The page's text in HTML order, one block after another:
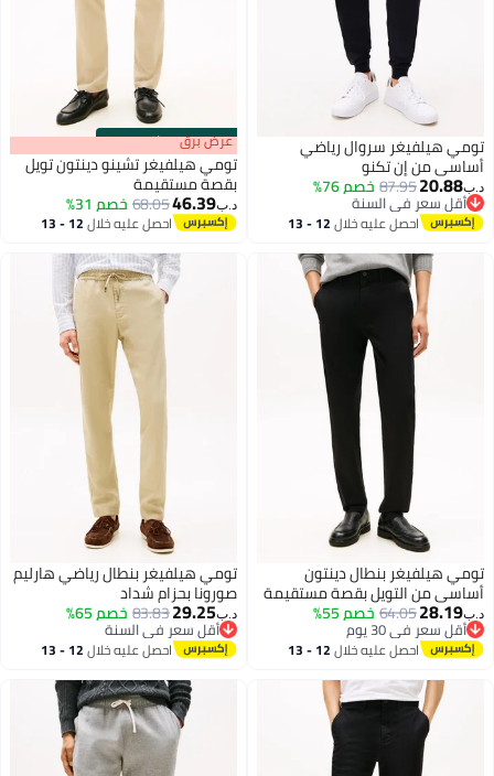
تومي هيلفيغر سروال رياضي
أساسي من إن تكنو
د.ب‏20.88
87.95خصم 76%
أقل سعر في السنة
أقل سعر في السنة
احصل عليه خلال 12 - 13
00m:00s
·باقي 100% عرض برق
تومي هيلفيغر تشينو دينتون تويل
بقصة مستقيمة
د.ب‏46.39
68.05خصم 31%
احصل عليه خلال 12 - 13
تومي هيلفيغر بنطال دينتون
أساسي من التويل بقصة مستقيمة
د.ب‏28.19
64.05خصم 55%
أقل سعر في 30 يوم
أقل سعر في 30 يوماحصل عليه خلال 12 - 13
تومي هيلفيغر بنطال رياضي هارليم
صورونا بحزام شداد
د.ب‏29.25
83.83خصم 65%
أقل سعر في السنة
أقل سعر في السنة
احصل عليه خلال 12 - 13